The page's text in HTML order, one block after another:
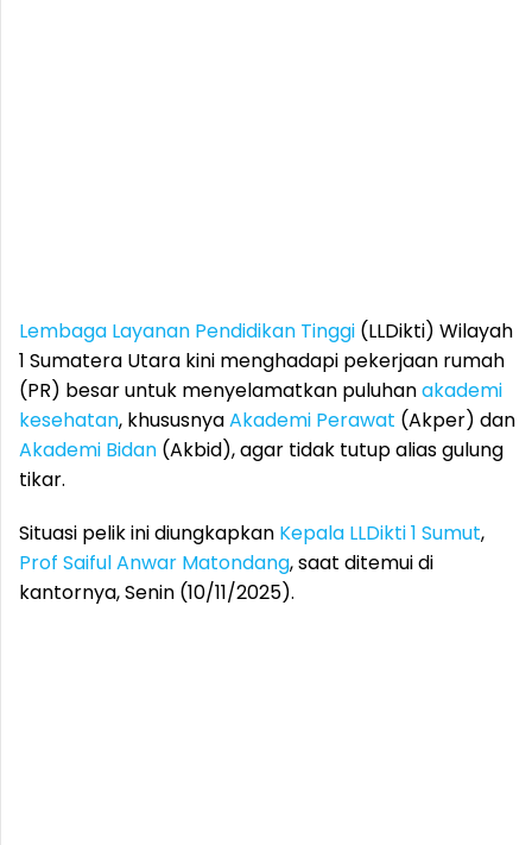
Lembaga Layanan Pendidikan Tinggi (LLDikti) Wilayah
1 Sumatera Utara kini menghadapi pekerjaan rumah
(PR) besar untuk menyelamatkan puluhanakademi
kesehatan, khususnyaAkademi Perawat (Akper) dan
Akademi Bidan (Akbid), agar tidak tutup alias gulung
tikar.
Situasi pelik ini diungkapkan Kepala LLDikti 1 Sumut,
Prof Saiful Anwar Matondang, saat ditemui di
kantornya, Senin (10/11/2025).